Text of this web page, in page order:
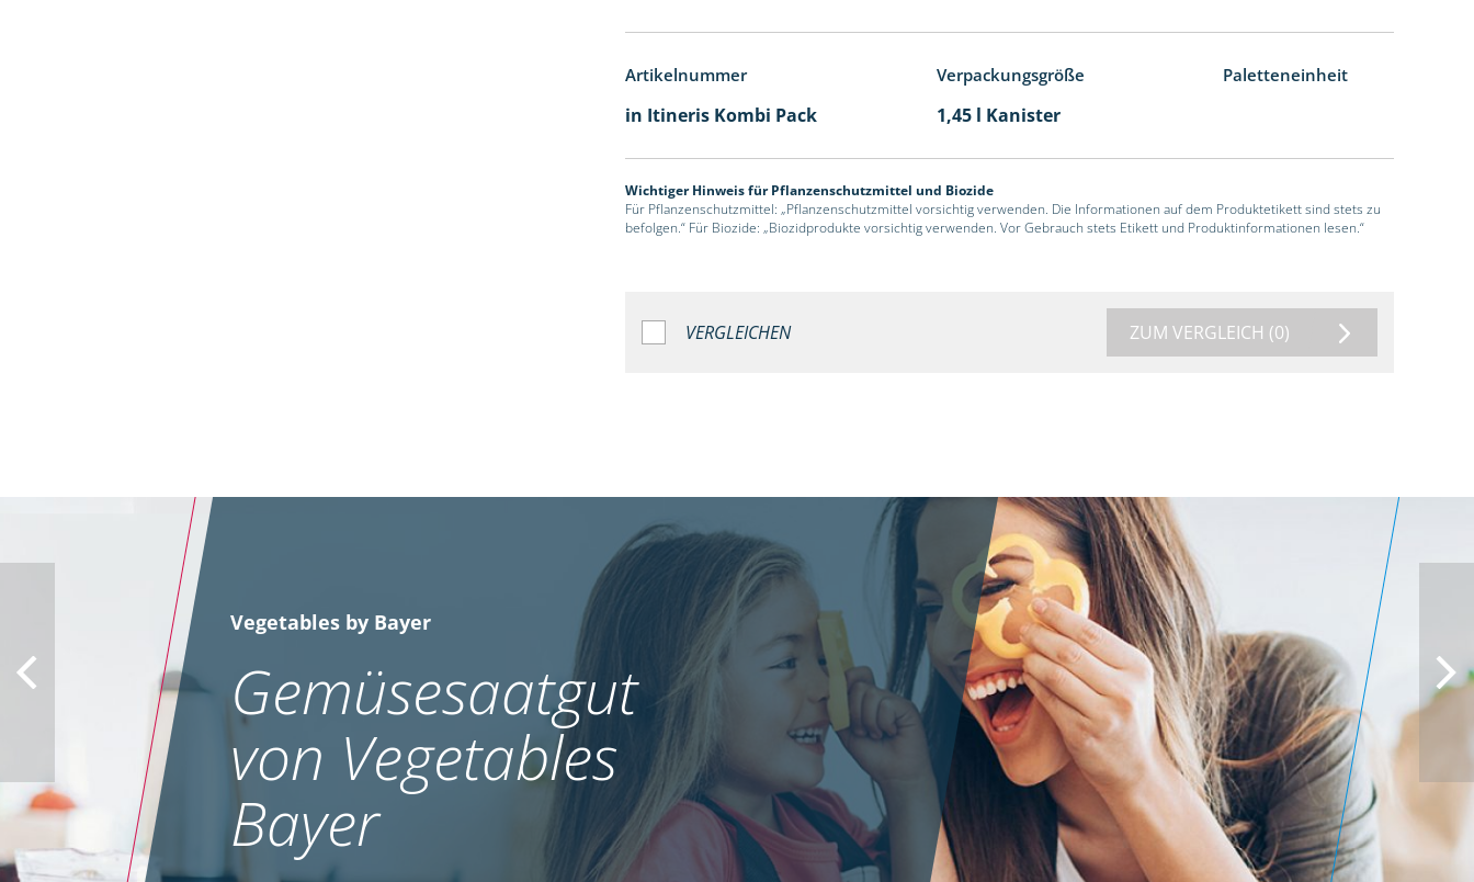
Artikelnummer Verpackungsgröße Paletteneinheit
in Itineris Kombi Pack 1,45 l Kanister
Wichtiger Hinweis für Pflanzenschutzmittel und Biozide
Für Pflanzenschutzmittel: „Pflanzenschutzmittel vorsichtig verwenden. Die Informationen auf dem Produktetikett sind stets zu
befolgen.“ Für Biozide: „Biozidprodukte vorsichtig verwenden. Vor Gebrauch stets Etikett und Produktinformationen lesen.“
VERGLEICHEN ZUM VERGLEICH (0)
Vegetables by Bayer
Gemüsesaatgut
von Vegetables
Bayer